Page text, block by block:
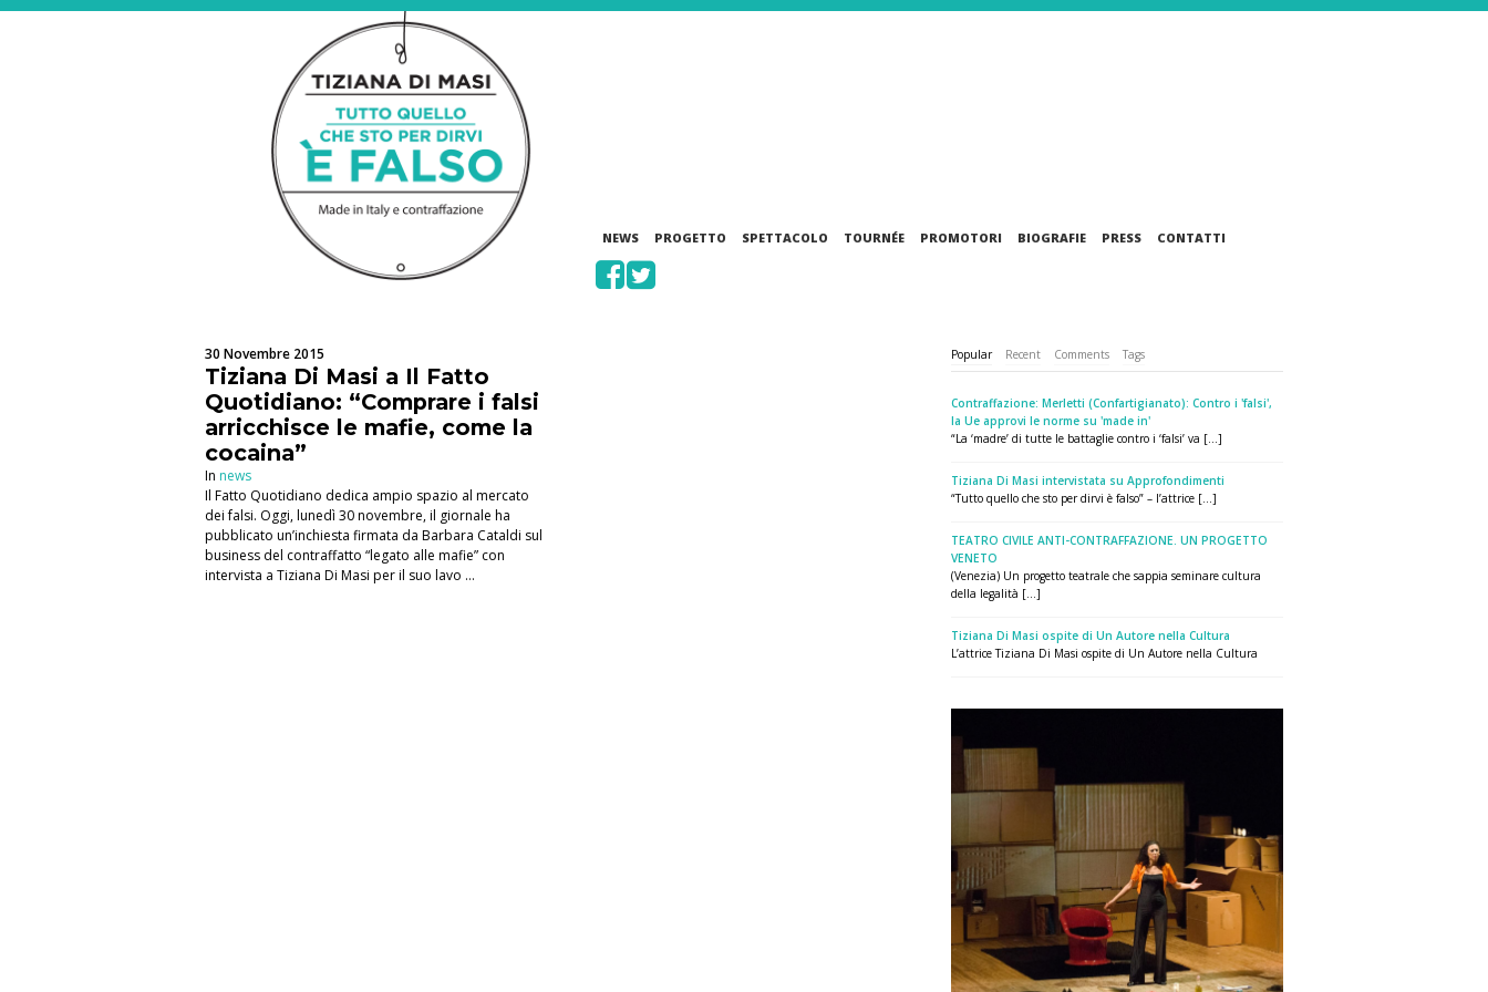
NEWS PROGETTO SPETTACOLO TOURNÉE PROMOTORI BIOGRAFIE PRESS CONTATTI
30 Novembre 2015
Tiziana Di Masi a Il Fatto
Quotidiano: “Comprare i falsi
arricchisce le mafie, come la
cocaina”
In news
Il Fatto Quotidiano dedica ampio spazio al mercato
dei falsi. Oggi, lunedì 30 novembre, il giornale ha
pubblicato un’inchiesta firmata da Barbara Cataldi sul
business del contraffatto “legato alle mafie” con
intervista a Tiziana Di Masi per il suo lavo …
Popular Recent Comments Tags
Contraffazione: Merletti (Confartigianato): Contro i 'falsi',
la Ue approvi le norme su 'made in'
“La ‘madre’ di tutte le battaglie contro i ‘falsi’ va [...]
Tiziana Di Masi intervistata su Approfondimenti
“Tutto quello che sto per dirvi è falso” – l’attrice [...]
TEATRO CIVILE ANTI-CONTRAFFAZIONE. UN PROGETTO
VENETO
(Venezia) Un progetto teatrale che sappia seminare cultura
della legalità [...]
Tiziana Di Masi ospite di Un Autore nella Cultura
L’attrice Tiziana Di Masi ospite di Un Autore nella Cultura